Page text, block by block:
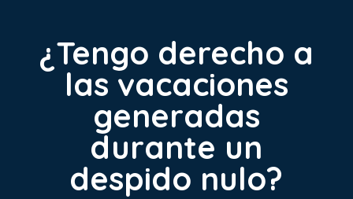
¿Tengo derecho a
las vacaciones
generadas
durante un
despido nulo?